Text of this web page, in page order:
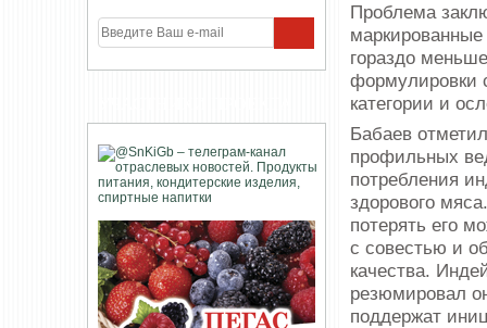
Проблема
гораздо
формулировки
категории и
Бабаев
профильных
потребления
здорового
потерять его
с совестью и
качества.
резюмировал
поддержат